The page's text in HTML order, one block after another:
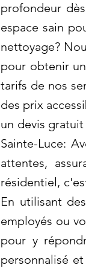
profondeur
espace sain
nettoyage?
pour obtenir
tarifs de nos
des prix
un devis
Sainte-Luce:
attentes,
résidentiel,
En utilisant
employés ou
pour y
personnalisé